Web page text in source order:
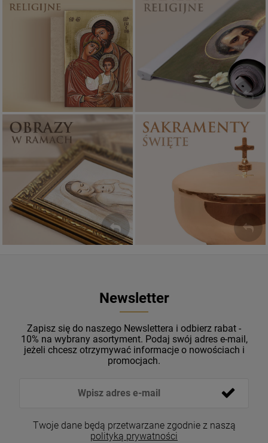
Ikony religijne
PONAD 400
WZORÓW
Banery religijne
ZOBACZ
Obrazy religijne
PIĘKNE
WZORY
Sakramenty Święte
Newsletter
Zapisz się do naszego Newslettera i odbierz rabat -
10% na wybrany asortyment. Podaj swój adres e-mail,
jeżeli chcesz otrzymywać informacje o nowościach i
promocjach.
Twoje dane będą przetwarzane zgodnie z naszą
polityką prywatności